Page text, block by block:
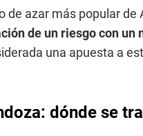
de azar más popular
de un riesgo con un
una apuesta a
dónde se